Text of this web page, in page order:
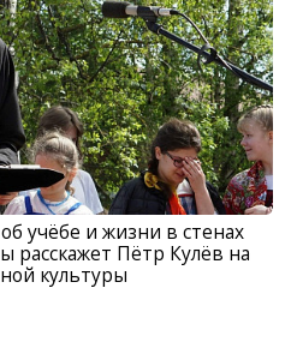
учёбе и жизни в стенах
расскажет Пётр Кулёв на
культуры